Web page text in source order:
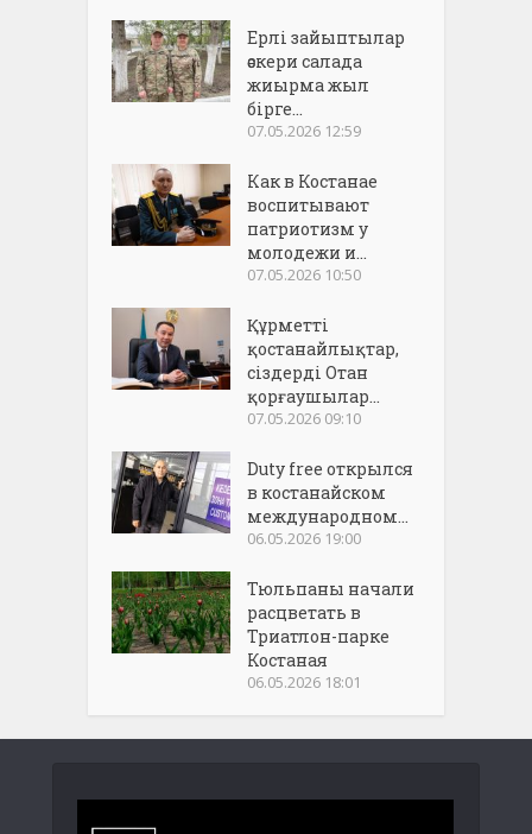
Ерлі зайыптылар
әскери салада
жиырма жыл
бірге...
07.05.2026 12:59
Как в Костанае
воспитывают
патриотизм у
молодежи и...
07.05.2026 10:50
Құрметті
қостанайлықтар,
сіздерді Отан
қорғаушылар...
07.05.2026 09:10
Duty free открылся
в костанайском
международном...
06.05.2026 19:00
Тюльпаны начали
расцветать в
Триатлон-парке
Костаная
06.05.2026 18:01